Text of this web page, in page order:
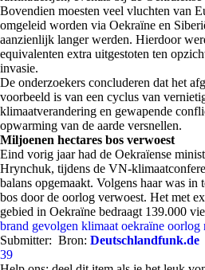
Bovendien moesten veel vluchten van
omgeleid worden via Oekraïne en
aanzienlijk langer werden. Hierdoor
equivalenten extra uitgestoten ten
invasie.
De onderzoekers concluderen dat het
voorbeeld is van een cyclus van
klimaatverandering en gewapende
opwarming van de aarde versnellen.
Miljoenen hectares bos verwoest
Eind vorig jaar had de Oekraïense
Hrynchuk, tijdens de VN-
balans opgemaakt. Volgens haar was in
bos door de oorlog verwoest. Het met
gebied in Oekraïne bedraagt 139.000
brand gevolgen klimaat oekraïne oorlog
Submitter: Bron: Deutschlandfunk.de
39